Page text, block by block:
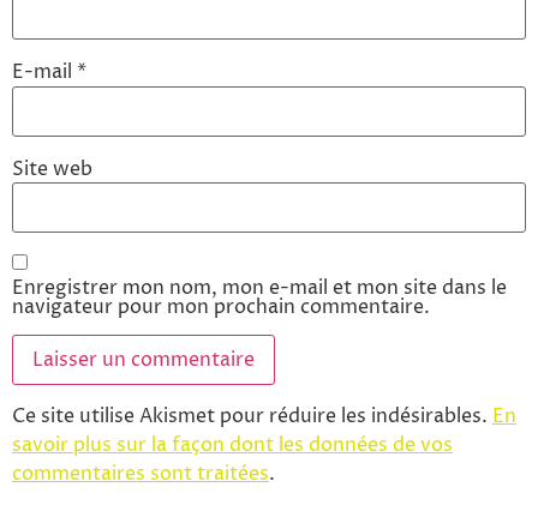
E-mail *
Site web
Enregistrer mon nom, mon e-mail et mon site dans le
navigateur pour mon prochain commentaire.
Ce site utilise Akismet pour réduire les indésirables. En
savoir plus sur la façon dont les données de vos
commentaires sont traitées.